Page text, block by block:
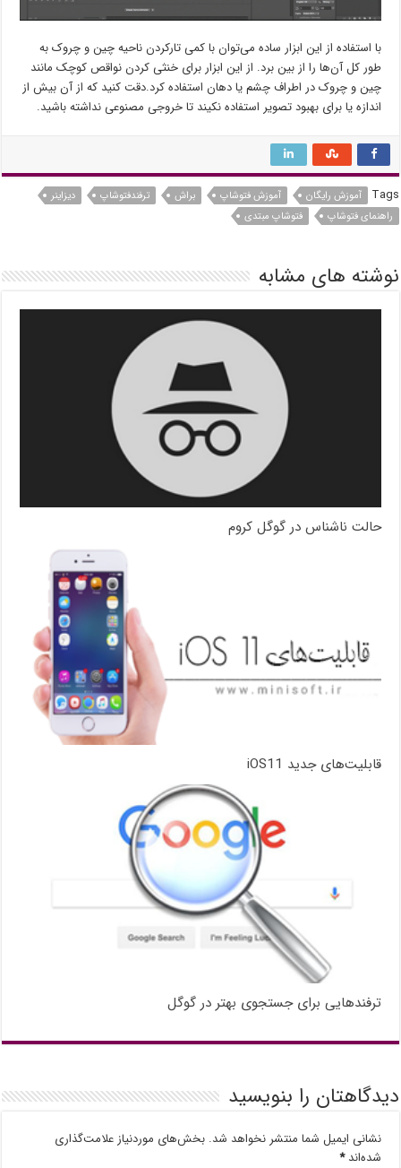
با استفاده از این ابزار ساده می‌توان با کمی تارکردن ناحیه چین و چروک به
طور کل آن‌ها را از بین برد. از این ابزار برای خنثی کردن نواقص کوچک مانند
چین و چروک در اطراف چشم یا دهان استفاده کرد.دقت کنید که از آن بیش از
اندازه یا برای بهبود تصویر استفاده نکیند تا خروجی مصنوعی نداشته باشید.
Tags آموزش رایگان آموزش فتوشاپ براش ترفندفتوشاپ
دیزاینر
راهنمای فتوشاپ
فتوشاپ مبتدی
نوشته های مشابه
حالت ناشناس در گوگل کروم
قابلیت‌های جدید iOS11
ترفندهایی برای جستجوی بهتر در گوگل
دیدگاهتان را بنویسید
نشانی ایمیل شما منتشر نخواهد شد. بخش‌های موردنیاز علامت‌گذاری
شده‌اند*